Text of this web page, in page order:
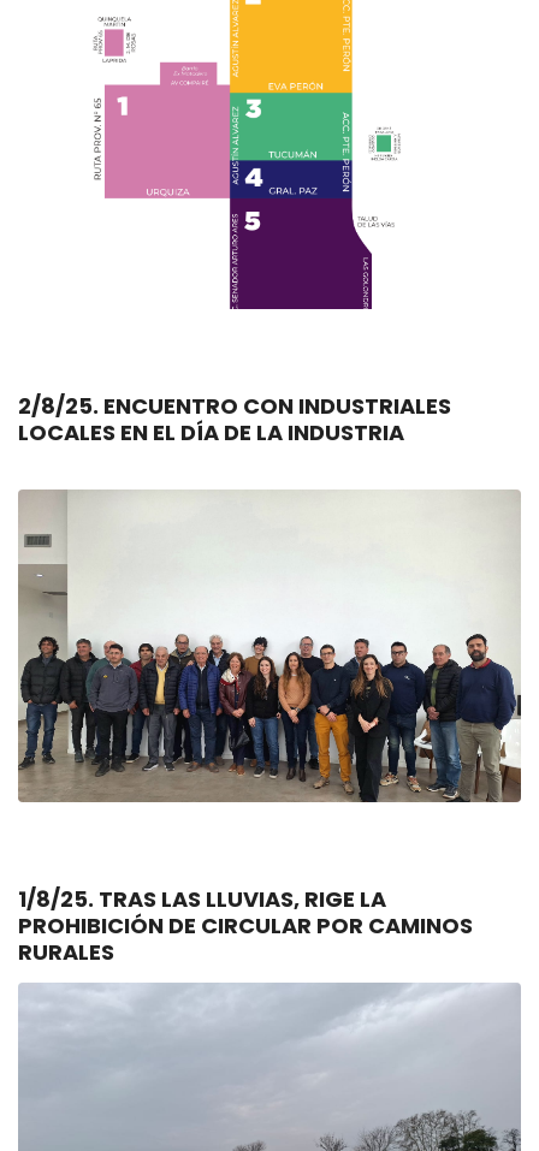
2/8/25. ENCUENTRO CON INDUSTRIALES
LOCALES EN EL DÍA DE LA INDUSTRIA
1/8/25. TRAS LAS LLUVIAS, RIGE LA
PROHIBICIÓN DE CIRCULAR POR CAMINOS
RURALES